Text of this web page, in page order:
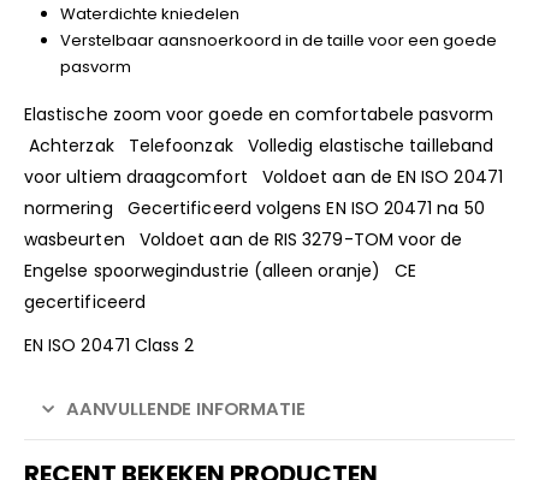
Waterdichte kniedelen
Verstelbaar aansnoerkoord in de taille voor een goede
pasvorm
Elastische zoom voor goede en comfortabele pasvorm
Achterzak Telefoonzak Volledig elastische tailleband
voor ultiem draagcomfort Voldoet aan de EN ISO 20471
normering Gecertificeerd volgens EN ISO 20471 na 50
wasbeurten Voldoet aan de RIS 3279-TOM voor de
Engelse spoorwegindustrie (alleen oranje) CE
gecertificeerd
EN ISO 20471 Class 2
AANVULLENDE INFORMATIE